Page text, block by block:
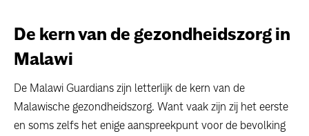
De kern van de gezondheidszorg in
Malawi
De Malawi Guardians zijn letterlijk de kern van de
Malawische gezondheidszorg. Want vaak zijn zij het eerste
en soms zelfs het enige aanspreekpunt voor de bevolking